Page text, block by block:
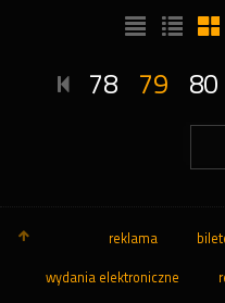
78 79 80
reklama
wydania elektroniczne